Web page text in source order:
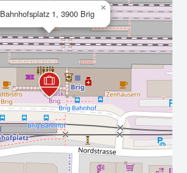
Bahnhofsplatz 1, 3900 Brig
×